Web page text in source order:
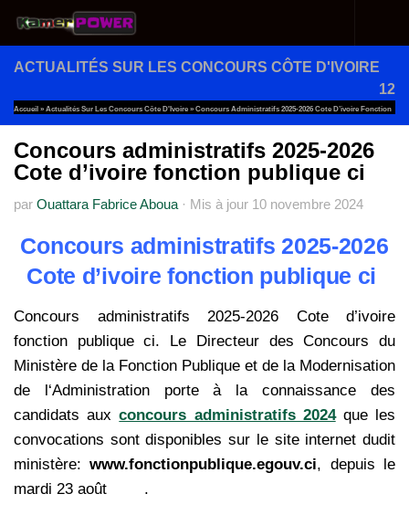
Au dessous du contenu
ACTUALITÉS SUR LES CONCOURS CÔTE D'IVOIRE
12
Accueil » Actualités Sur Les Concours Côte D'Ivoire » Concours Administratifs 2025-2026 Cote D’ivoire Fonction
Publique Ci
Concours administratifs 2025-2026
Cote d’ivoire fonction publique ci
par Ouattara Fabrice Aboua · Mis à jour 10 novembre 2024
Concours administratifs 2025-2026
Cote d’ivoire fonction publique ci
Concours administratifs 2025-2026 Cote d’ivoire
fonction publique ci. Le Directeur des Concours du
Ministère de la Fonction Publique et de la Modernisation
de l‘Administration porte à la connaissance des
candidats auxconcours administratifs 2024que les
convocations sont disponibles sur le site internet dudit
ministère:www.fonctionpublique.egouv.ci, depuis le
mardi 23 août
.